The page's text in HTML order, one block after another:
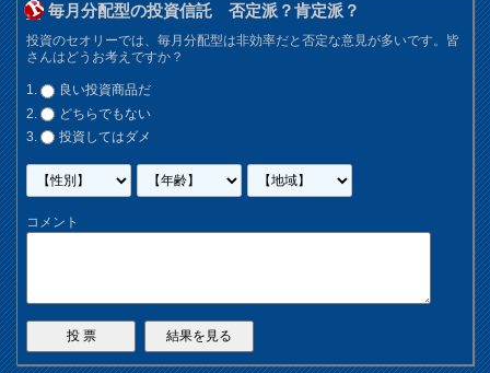
毎月分配型の投資信託 否定派？肯定派？
投資のセオリーでは、毎月分配型は非効率だと否定な意見が多いです。皆
さんはどうお考えですか？
良い投資商品だ
どちらでもない
投資してはダメ
コメント